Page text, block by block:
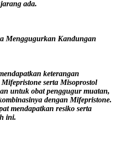
ada.
Menggugurkan Kandungan
keterangan
serta Misoprostol
untuk obat penggugur muatan,
dengan Mifepristone.
mendapatkan resiko serta
ini.